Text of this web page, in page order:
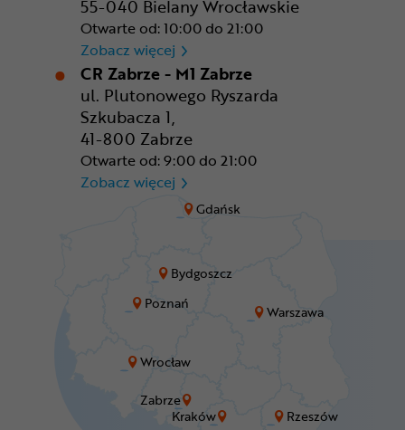
Bydgoszcz
Gdańsk
Kraków
Poznań
Rzeszów
Warszawa
Wrocław
Zabrze
55-040 Bielany Wrocławskie
Otwarte od: 10:00 do 21:00
Zobacz więcej CR Wrocław - CH Aleja
CR Zabrze - M1 Zabrze
ul. Plutonowego Ryszarda
Szkubacza 1,
41-800 Zabrze
Otwarte od: 9:00 do 21:00
Zobacz więcej CR Zabrze - M1 Zabrze